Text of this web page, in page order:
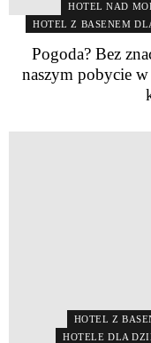
HOTEL NAD
HOTEL Z BASENEM
Pogoda? Bez
naszym pobycie
HOTEL Z
HOTELE DLA